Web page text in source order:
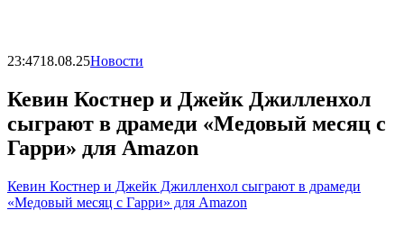
23:4718.08.25Новости
Кевин Костнер и Джейк Джилленхол
сыграют в драмеди «Медовый месяц с
Гарри» для Amazon
Кевин Костнер и Джейк Джилленхол сыграют в драмеди
«Медовый месяц с Гарри» для Amazon